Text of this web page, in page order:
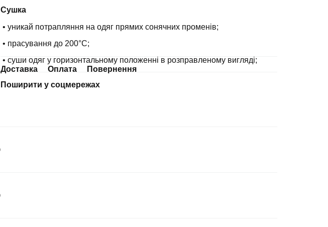
Сушка
• уникай потрапляння на одяг прямих сонячних променів;
• прасування до 200°С;
• суши одяг у горизонтальному положенні в розправленому вигляді;
Доставка
Оплата
Повернення
Поширити у соцмережах